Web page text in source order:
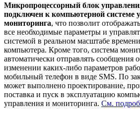
Микропроцессорный блок
подключен к компьютерной системе
мониторинга, что позволит
все необходимые параметры и
системой в реальном масштабе
компьютера. Кроме того, система
автоматически отправлять сообщения
изменении каких-либо параметров
мобильный телефон в виде SMS. По
может выполнено проектирование,
поставка и пуск в эксплуатацию
управления и мониторинга. См.